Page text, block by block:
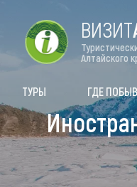
Туры
ВИЗИТ
Алтайского
ТУРЫ ГДЕ